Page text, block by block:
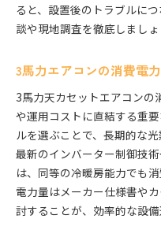
ると、設置後のトラブルに
談や現地調査を徹底しましょ
3馬力エアコンの消費電
3馬力天カセットエアコンの
や運用コストに直結する重
ルを選ぶことで、長期的な
最新のインバーター制御技
は、同等の冷暖房能力でも
電力量はメーカー仕様書や
討することが、効率的な設備